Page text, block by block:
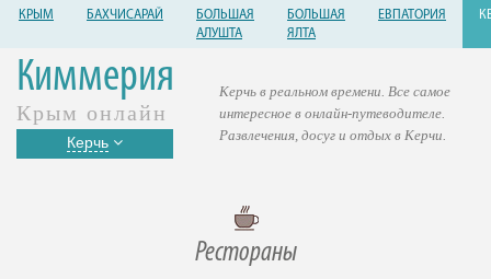
КРЫМ БАХЧИСАРАЙ
БОЛЬШАЯ
АЛУШТА
БОЛЬШАЯ
ЯЛТА
ЕВПАТОРИЯ
Киммерия
Крым онлайн
Керчь
Рестораны
Керчь в реальном времени. Все самое
интересное в онлайн-путеводителе.
Развлечения, досуг и отдых в Керчи.